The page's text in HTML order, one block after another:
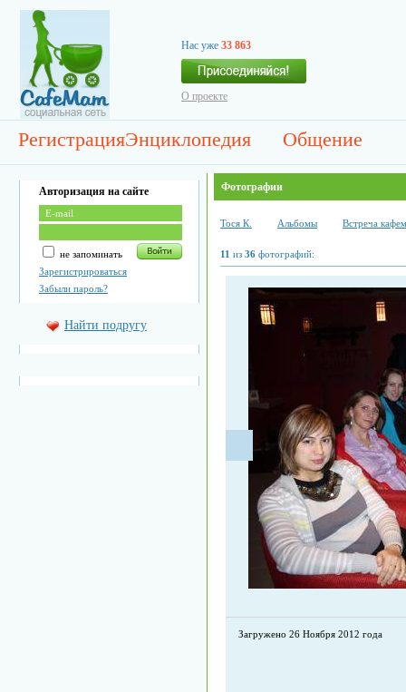
Нас уже 33 863
О проекте
РегистрацияЭнциклопедия Общение
Авторизация на сайте
не запоминать
Зарегистрироваться
Забыли пароль?
Найти подругу
Фотографии
Тоcя К. Альбомы Встреча
11 из 36 фотографий:
Загружено 26 Ноября 2012 года